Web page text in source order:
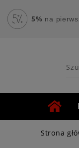
5% na
Strona